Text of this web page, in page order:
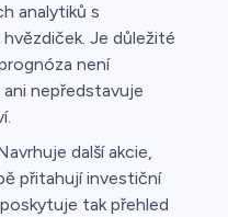
analytiků s
Je důležité
není
ani nepředstavuje
další akcie,
přitahují investiční
tak přehled